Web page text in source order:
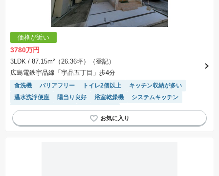
価格が近い
3780万円
3LDK / 87.15m²（26.36坪）（登記）
広島電鉄宇品線「宇品五丁目」歩4分
食洗機 バリアフリー トイレ2個以上
キッチン収納が多い
温水洗浄便座
陽当り良好 浴室乾燥機
システムキッチン
IHクッキングヒーター
閑静な住宅地